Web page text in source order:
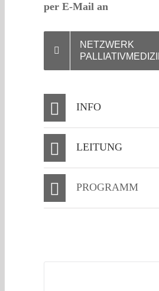
per E-Mail an
NETZWERK
INFO
LEITUNG
PROGRAMM